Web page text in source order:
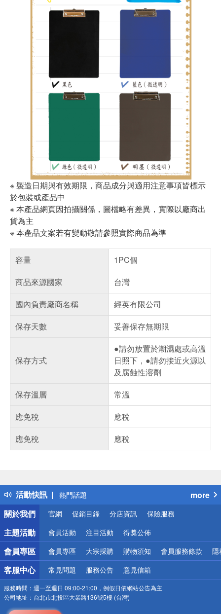
※ 製造日期與有效期限，商品成分與適用注意事項皆標示
於包裝或產品中
※ 本產品網頁因拍攝關係，圖檔略有差異，實際以廠商出
貨為主
※ 本產品文案若有變動敬請參照實際商品為準
容量
1PC個
商品來源國家
台灣
國內負責廠商名稱
經英有限公司
保存天數
妥善保存無期限
保存方式
●請勿放置於潮濕處或高溫
日照下，●請勿接近火源以
及腐蝕性溶劑
保存溫層
常溫
應免稅
應稅
應免稅
應稅
活動快訊
得獎公告
熱門話題
銀行優惠
偏遠地區配送
詐騙網頁！請小心！
more
關於我們
官網 促銷目錄 分店資訊 保險服務
主題活動 會員活動 注目活動 得獎公佈
會員專區 會員專區 大宗採購 購物須知 會員服務條款 隱
客服中心 常見問題 服務公告 意見信箱
服務時間： 週一至週日 09:00-21:00，例假日依網站公告為主
公司地址： 台北市北投區大業路136號5樓 (台灣)